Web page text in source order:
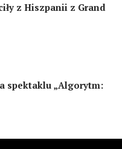
z Hiszpanii z Grand
spektaklu „Algorytm: